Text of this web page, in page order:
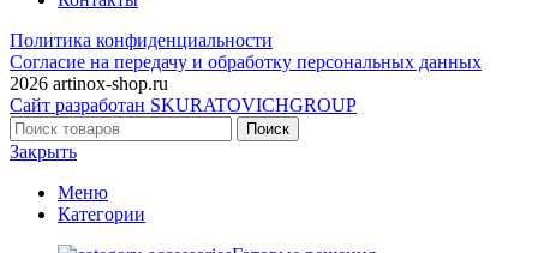
Политика конфиденциальности
Согласие на передачу и обработку персональных данных
2026 artinox-shop.ru
Сайт разработан SKURATOVICHGROUP
Поиск
Закрыть
Меню
Категории